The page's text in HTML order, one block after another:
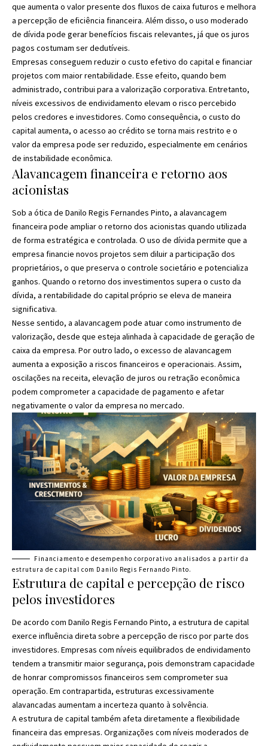
que aumenta o valor presente dos fluxos de caixa futuros e melhora
a percepção de eficiência financeira. Além disso, o uso moderado
de dívida pode gerar benefícios fiscais relevantes, já que os juros
pagos costumam ser dedutíveis.
Empresas conseguem reduzir o custo efetivo do capital e financiar
projetos com maior rentabilidade. Esse efeito, quando bem
administrado, contribui para a valorização corporativa. Entretanto,
níveis excessivos de endividamento elevam o risco percebido
pelos credores e investidores. Como consequência, o custo do
capital aumenta, o acesso ao crédito se torna mais restrito e o
valor da empresa pode ser reduzido, especialmente em cenários
de instabilidade econômica.
Alavancagem financeira e retorno aos
acionistas
Sob a ótica de Danilo Regis Fernandes Pinto, a alavancagem
financeira pode ampliar o retorno dos acionistas quando utilizada
de forma estratégica e controlada. O uso de dívida permite que a
empresa financie novos projetos sem diluir a participação dos
proprietários, o que preserva o controle societário e potencializa
ganhos. Quando o retorno dos investimentos supera o custo da
dívida, a rentabilidade do capital próprio se eleva de maneira
significativa.
Nesse sentido, a alavancagem pode atuar como instrumento de
valorização, desde que esteja alinhada à capacidade de geração de
caixa da empresa. Por outro lado, o excesso de alavancagem
aumenta a exposição a riscos financeiros e operacionais. Assim,
oscilações na receita, elevação de juros ou retração econômica
podem comprometer a capacidade de pagamento e afetar
negativamente o valor da empresa no mercado.
Financiamento e desempenho corporativo analisados a partir da
estrutura de capital com Danilo Regis Fernando Pinto.
Estrutura de capital e percepção de risco
pelos investidores
De acordo com Danilo Regis Fernando Pinto, a estrutura de capital
exerce influência direta sobre a percepção de risco por parte dos
investidores. Empresas com níveis equilibrados de endividamento
tendem a transmitir maior segurança, pois demonstram capacidade
de honrar compromissos financeiros sem comprometer sua
operação. Em contrapartida, estruturas excessivamente
alavancadas aumentam a incerteza quanto à solvência.
A estrutura de capital também afeta diretamente a flexibilidade
financeira das empresas. Organizações com níveis moderados de